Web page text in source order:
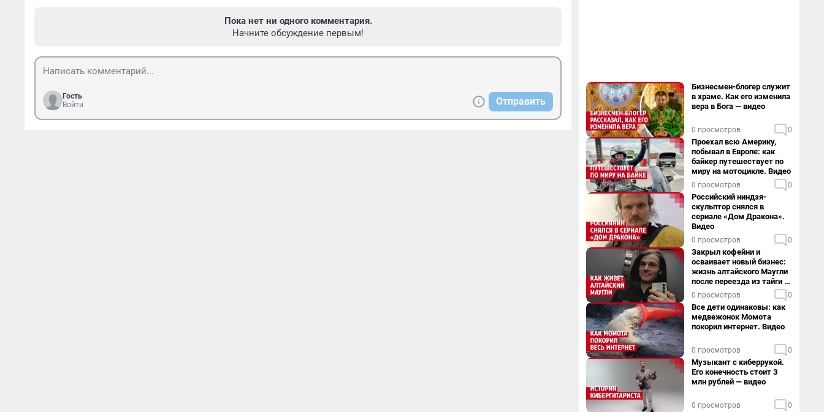
Пока нет ни одного комментария.
Начните обсуждение первым!
Гость
Войти
Отправить
Бизнесмен-блогер служит
в храме. Как его изменила
вера в Бога — видео
0 просмотров 0
Проехал всю Америку,
побывал в Европе: как
байкер путешествует по
миру на мотоцикле. Видео
0 просмотров 0
Российский ниндзя-
скульптор снялся в
сериале «Дом Дракона».
Видео
0 просмотров 0
Закрыл кофейни и
осваивает новый бизнес:
жизнь алтайского Маугли
после переезда из тайги в
столицу
0 просмотров 0
Все дети одинаковы: как
медвежонок Момота
покорил интернет. Видео
0 просмотров 0
Музыкант с киберрукой.
Его конечность стоит 3
млн рублей — видео
0 просмотров 0